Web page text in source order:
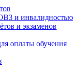
и инвалидностью
и экзаменов
оплаты обучения